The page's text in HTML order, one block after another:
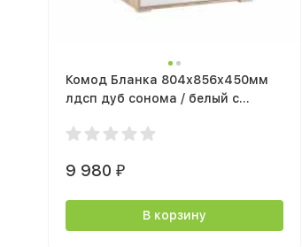
Комод Бланка 804х856х450мм
лдсп дуб сонома / белый с
9 980 ₽
В корзину